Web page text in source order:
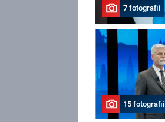
7 fotografií
15 fotografií